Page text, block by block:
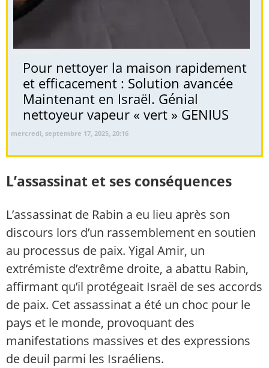
Pour nettoyer la maison rapidement
et efficacement : Solution avancée
Maintenant en Israël. Génial
nettoyeur vapeur « vert » GENIUS
mercredi, septembre 17, 2025, 20:16
L’assassinat et ses conséquences
L’assassinat de Rabin a eu lieu après son
discours lors d’un rassemblement en soutien
au processus de paix. Yigal Amir, un
extrémiste d’extrême droite, a abattu Rabin,
affirmant qu’il protégeait Israël de ses accords
de paix. Cet assassinat a été un choc pour le
pays et le monde, provoquant des
manifestations massives et des expressions
de deuil parmi les Israéliens.